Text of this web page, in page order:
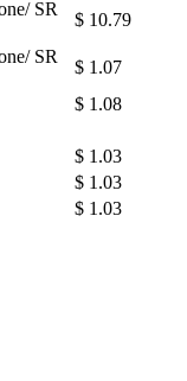
SR
$ 10.79
SR
$ 1.07
$ 1.08
$ 1.03
$ 1.03
$ 1.03